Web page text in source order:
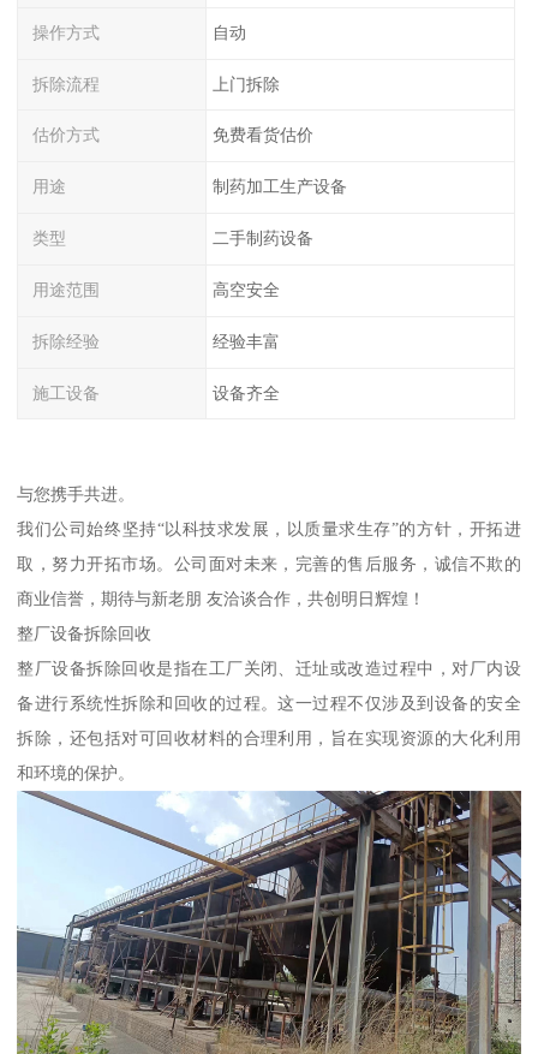
操作方式 自动
拆除流程 上门拆除
估价方式 免费看货估价
用途 制药加工生产设备
类型 二手制药设备
用途范围 高空安全
拆除经验 经验丰富
施工设备 设备齐全
与您携手共进。
我们公司始终坚持“以科技求发展，以质量求生存”的方针，开拓进
取，努力开拓市场。公司面对未来，完善的售后服务，诚信不欺的
商业信誉，期待与新老朋 友洽谈合作，共创明日辉煌！
整厂设备拆除回收
整厂设备拆除回收是指在工厂关闭、迁址或改造过程中，对厂内设
备进行系统性拆除和回收的过程。这一过程不仅涉及到设备的安全
拆除，还包括对可回收材料的合理利用，旨在实现资源的大化利用
和环境的保护。